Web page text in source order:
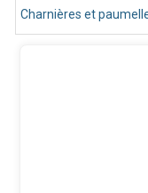
Charnières et